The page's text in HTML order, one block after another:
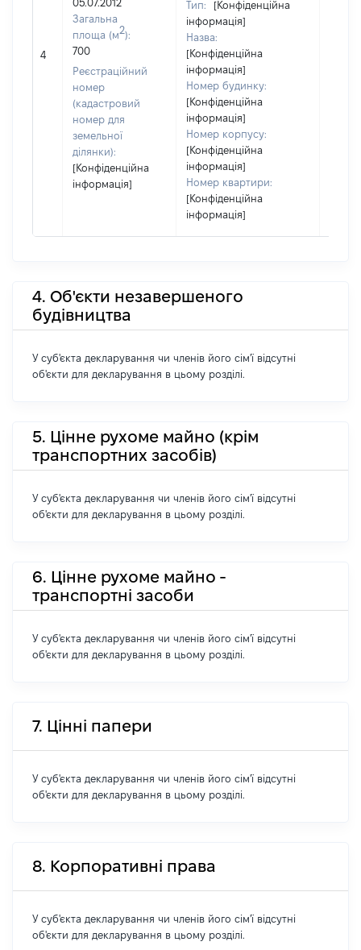
4
05.07.2012
Загальна
площа (м2):
700
Реєстраційний
номер
(кадастровий
номер для
земельної
ділянки):
[Конфіденційна
інформація]
Тип:
[Конфіденційна
інформація]
Назва:
[Конфіденційна
інформація]
Номер будинку:
[Конфіденційна
інформація]
Номер корпусу:
[Конфіденційна
інформація]
Номер квартири:
[Конфіденційна
інформація]
4. Об'єкти незавершеного
будівництва
У суб'єкта декларування чи членів його сім'ї відсутні
об'єкти для декларування в цьому розділі.
5. Цінне рухоме майно (крім
транспортних засобів)
У суб'єкта декларування чи членів його сім'ї відсутні
об'єкти для декларування в цьому розділі.
6. Цінне рухоме майно -
транспортні засоби
У суб'єкта декларування чи членів його сім'ї відсутні
об'єкти для декларування в цьому розділі.
7. Цінні папери
У суб'єкта декларування чи членів його сім'ї відсутні
об'єкти для декларування в цьому розділі.
8. Корпоративні права
У суб'єкта декларування чи членів його сім'ї відсутні
об'єкти для декларування в цьому розділі.